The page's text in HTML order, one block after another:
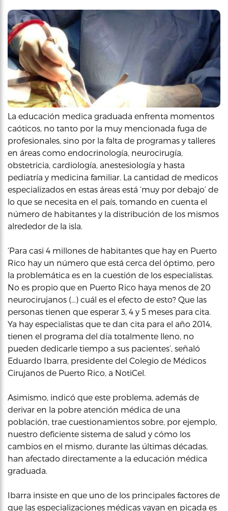
La educación medica graduada enfrenta momentos
caóticos, no tanto por la muy mencionada fuga de
profesionales, sino por la falta de programas y talleres
en áreas como endocrinología, neurocirugía,
obstetricia, cardiología, anestesiología y hasta
pediatría y medicina familiar. La cantidad de medicos
especializados en estas áreas está ‘muy por debajo’ de
lo que se necesita en el país, tomando en cuenta el
número de habitantes y la distribución de los mismos
alrededor de la isla.
‘Para casi 4 millones de habitantes que hay en Puerto
Rico hay un número que está cerca del óptimo, pero
la problemática es en la cuestión de los especialistas.
No es propio que en Puerto Rico haya menos de 20
neurocirujanos (…) cuál es el efecto de esto? Que las
personas tienen que esperar 3, 4 y 5 meses para cita.
Ya hay especialistas que te dan cita para el año 2014,
tienen el programa del día totalmente lleno, no
pueden dedicarle tiempo a sus pacientes’, señaló
Eduardo Ibarra, presidente del Colegio de Médicos
Cirujanos de Puerto Rico, a NotiCel.
Asimismo, indicó que este problema, además de
derivar en la pobre atención médica de una
población, trae cuestionamientos sobre, por ejemplo,
nuestro deficiente sistema de salud y cómo los
cambios en el mismo, durante las últimas décadas,
han afectado directamente a la educación médica
graduada.
Ibarra insiste en que uno de los principales factores de
que las especializaciones médicas vayan en picada es